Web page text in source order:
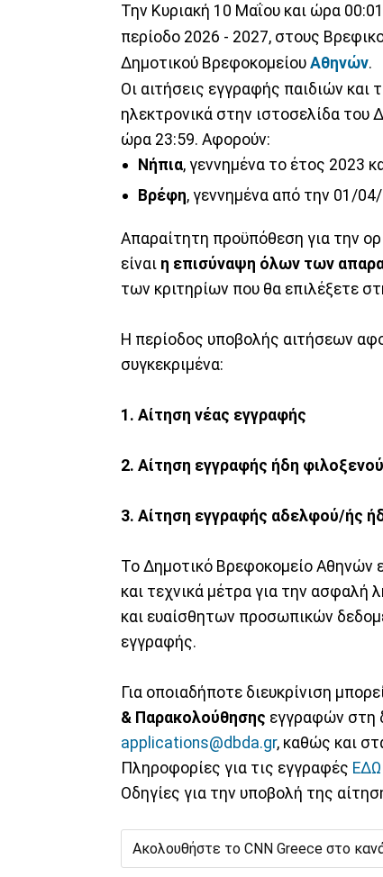
Την Κυριακή 10 Μαΐου και ώρα
περίοδο 2026 - 2027, στους
Δημοτικού Βρεφοκομείου Αθηνών.
Οι αιτήσεις εγγραφής παιδιών και
ηλεκτρονικά στην ιστοσελίδα του
ώρα 23:59. Αφορούν:
Νήπια, γεννημένα το έτος 2023
Βρέφη, γεννημένα από την 01/
Απαραίτητη προϋπόθεση για την
είναι η επισύναψη όλων των
των κριτηρίων που θα επιλέξετε
Η περίοδος υποβολής αιτήσεων
συγκεκριμένα:
1. Αίτηση νέας εγγραφής
2. Αίτηση εγγραφής ήδη
3. Αίτηση εγγραφής αδελφού/ής
Το Δημοτικό Βρεφοκομείο Αθηνών
και τεχνικά μέτρα για την
και ευαίσθητων προσωπικών
εγγραφής.
Για οποιαδήποτε διευκρίνιση
& Παρακολούθησης εγγραφών στη
applications@dbda.gr, καθώς και
Πληροφορίες για τις εγγραφές ΕΔΩ
Οδηγίες για την υποβολή της
Ακολουθήστε το CNN Greece στο